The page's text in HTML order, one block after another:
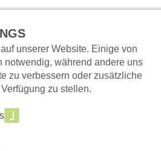
unserer Website. Einige von
notwendig, während andere uns
zu verbessern oder zusätzliche
zu stellen.